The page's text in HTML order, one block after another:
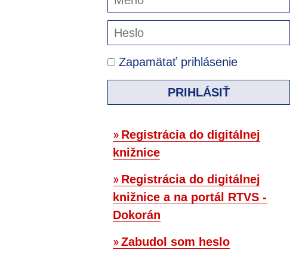
Zapamätať prihlásenie
PRIHLÁSIŤ
Registrácia do digitálnej
knižnice
Registrácia do digitálnej
knižnice a na portál RTVS -
Dokorán
Zabudol som heslo